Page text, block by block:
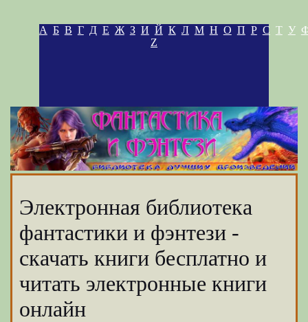
А Б В Г Д Е Ж З И Й К Л М Н О П Р С Т У
Z
Электронная библиотека
фантастики и фэнтези -
скачать книги бесплатно и
читать электронные книги
онлайн